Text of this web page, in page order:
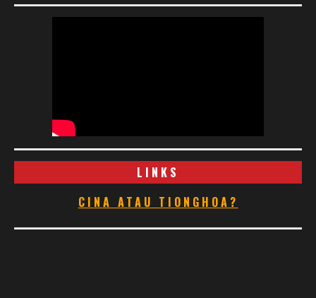
LINKS
CINA ATAU TIONGHOA?